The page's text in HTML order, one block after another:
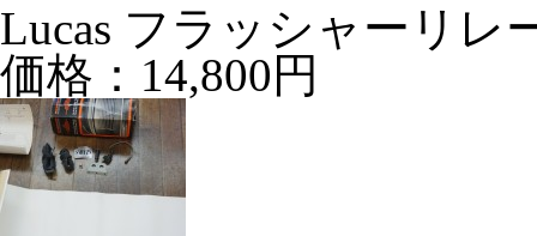
Lucas フラッシャーリレ
価格：14,800円